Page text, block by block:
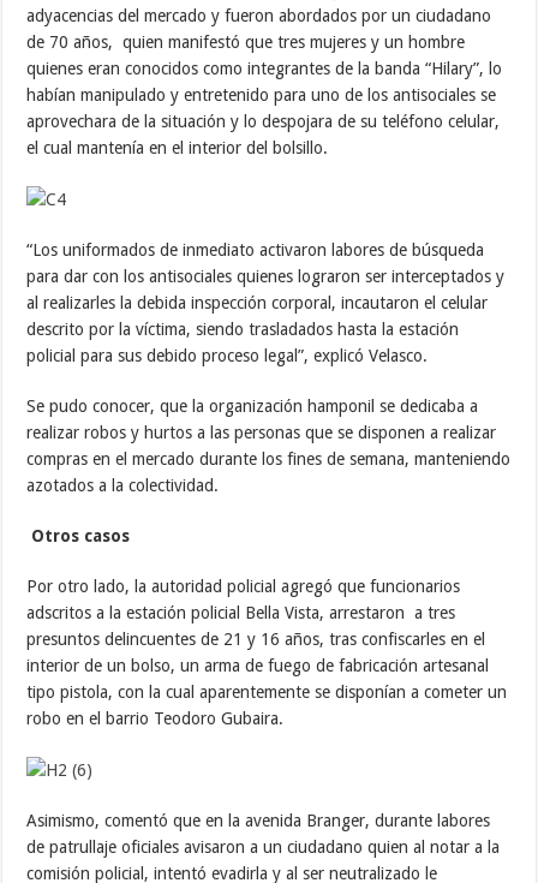
adyacencias del mercado y fueron abordados por un ciudadano
de 70 años, quien manifestó que tres mujeres y un hombre
quienes eran conocidos como integrantes de la banda “Hilary”, lo
habían manipulado y entretenido para uno de los antisociales se
aprovechara de la situación y lo despojara de su teléfono celular,
el cual mantenía en el interior del bolsillo.
“Los uniformados de inmediato activaron labores de búsqueda
para dar con los antisociales quienes lograron ser interceptados y
al realizarles la debida inspección corporal, incautaron el celular
descrito por la víctima, siendo trasladados hasta la estación
policial para sus debido proceso legal”, explicó Velasco.
Se pudo conocer, que la organización hamponil se dedicaba a
realizar robos y hurtos a las personas que se disponen a realizar
compras en el mercado durante los fines de semana, manteniendo
azotados a la colectividad.
Otros casos
Por otro lado, la autoridad policial agregó que funcionarios
adscritos a la estación policial Bella Vista, arrestaron a tres
presuntos delincuentes de 21 y 16 años, tras confiscarles en el
interior de un bolso, un arma de fuego de fabricación artesanal
tipo pistola, con la cual aparentemente se disponían a cometer un
robo en el barrio Teodoro Gubaira.
Asimismo, comentó que en la avenida Branger, durante labores
de patrullaje oficiales avisaron a un ciudadano quien al notar a la
comisión policial, intentó evadirla y al ser neutralizado le